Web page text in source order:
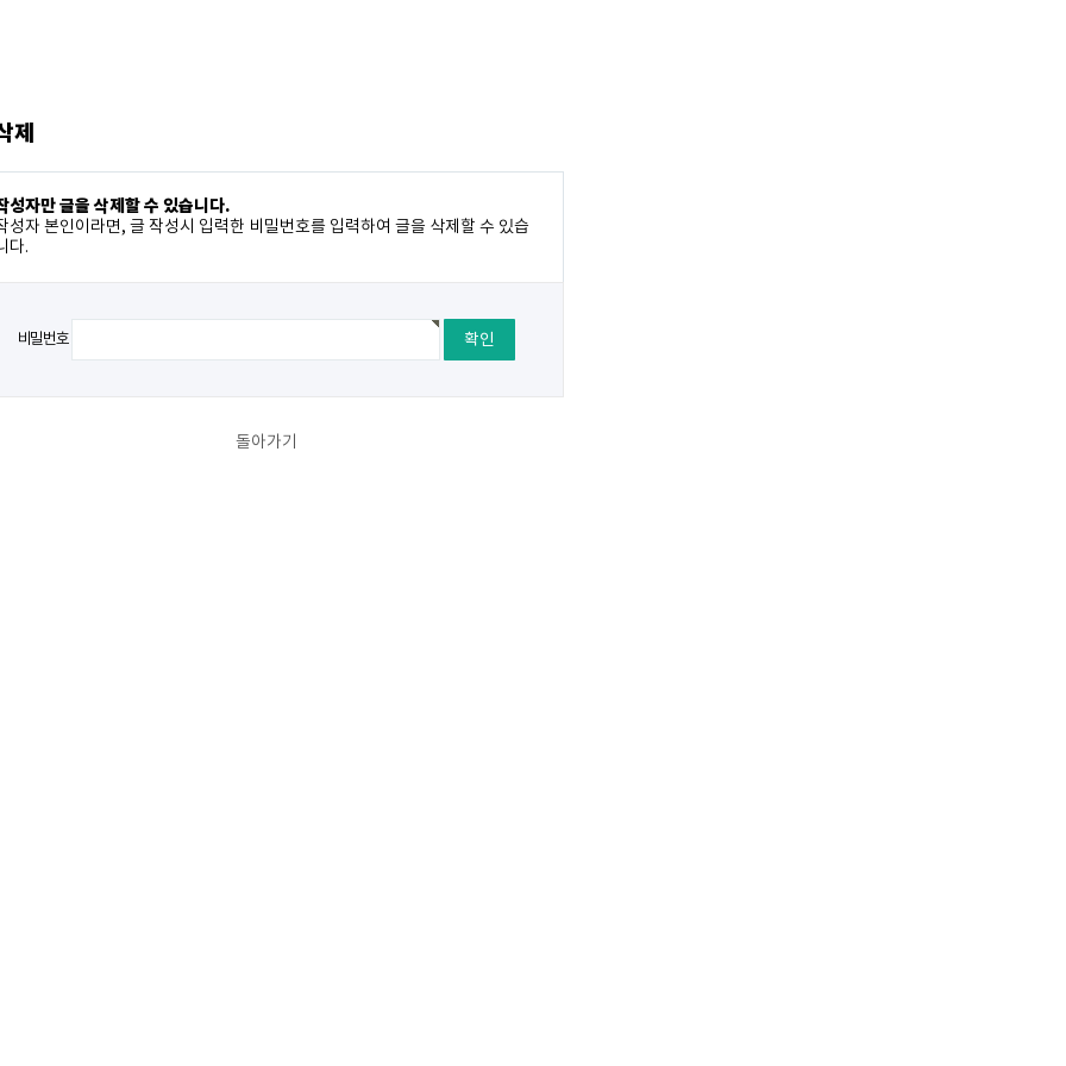
제
성자만 글을 삭제할 수 있습니다.
성자 본인이라면, 글 작성시 입력한 비밀번호를 입력하여 글을 삭제할 수 있습
다.
비밀번호
돌아가기